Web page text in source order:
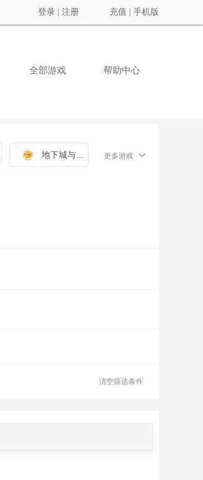
登录 注册 充值 手机版
全部游戏 帮助中心
更多游戏
清空筛选条件